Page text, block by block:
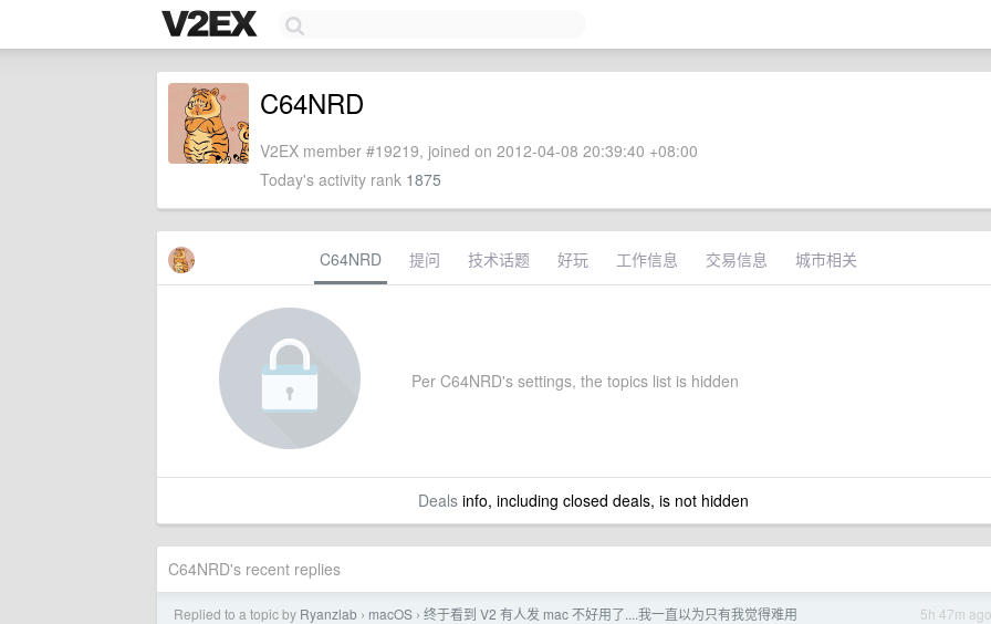
C64NRD
V2EX member #19219, joined on 2012-04-08 20:39:40 +08:00
Today's activity rank 1875
C64NRD 提问 技术话题 好玩 工作信息 交易信息 城市相关
Per C64NRD's settings, the topics list is hidden
Dealsinfo, including closed deals, is not hidden
C64NRD's recent replies
5h 47m ago
Replied to a topic by Ryanzlab › macOS › 终于看到 V2 有人发 mac 不好用了....我一直以为只有我觉得难用